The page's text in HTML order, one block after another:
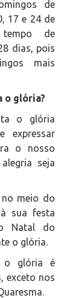
de
17 e 24 de
de
dias, pois
mais
o glória?
o glória
expressar
o nosso
seja
no meio do
sua festa
Natal do
o glória.
o glória é
exceto nos